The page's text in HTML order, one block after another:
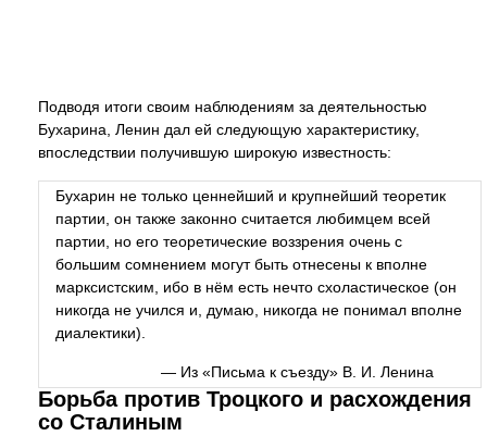
Подводя итоги своим наблюдениям за деятельностью
Бухарина, Ленин дал ей следующую характеристику,
впоследствии получившую широкую известность:
Бухарин не только ценнейший и крупнейший теоретик
партии, он также законно считается любимцем всей
партии, но его теоретические воззрения очень с
большим сомнением могут быть отнесены к вполне
марксистским, ибо в нём есть нечто схоластическое (он
никогда не учился и, думаю, никогда не понимал вполне
диалектики).
— Из «Письма к съезду» В. И. Ленина
Борьба против Троцкого и расхождения
со Сталиным